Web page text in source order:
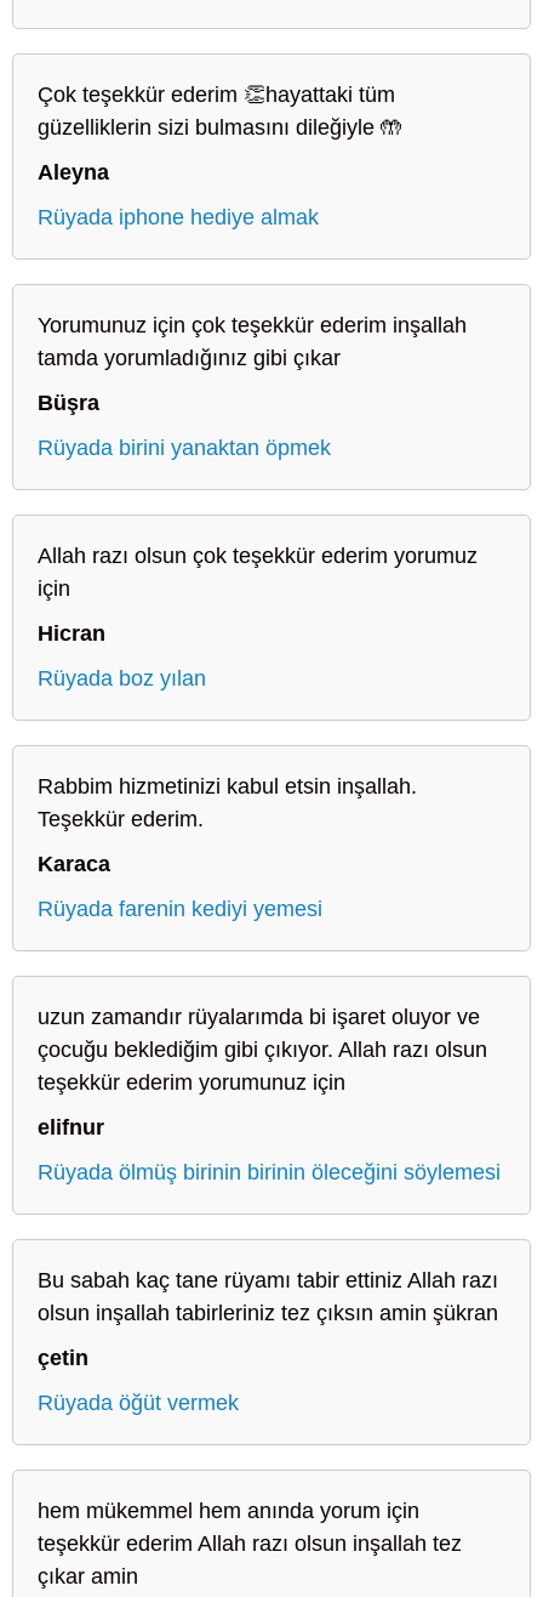
Çok teşekkür ederim 👏hayattaki tüm
güzelliklerin sizi bulmasını dileğiyle 🤲
Aleyna
Rüyada iphone hediye almak
Yorumunuz için çok teşekkür ederim inşallah
tamda yorumladığınız gibi çıkar
Büşra
Rüyada birini yanaktan öpmek
Allah razı olsun çok teşekkür ederim yorumuz
için
Hicran
Rüyada boz yılan
Rabbim hizmetinizi kabul etsin inşallah.
Teşekkür ederim.
Karaca
Rüyada farenin kediyi yemesi
uzun zamandır rüyalarımda bi işaret oluyor ve
çocuğu beklediğim gibi çıkıyor. Allah razı olsun
teşekkür ederim yorumunuz için
elifnur
Rüyada ölmüş birinin birinin öleceğini söylemesi
Bu sabah kaç tane rüyamı tabir ettiniz Allah razı
olsun inşallah tabirleriniz tez çıksın amin şükran
çetin
Rüyada öğüt vermek
hem mükemmel hem anında yorum için
teşekkür ederim Allah razı olsun inşallah tez
çıkar amin